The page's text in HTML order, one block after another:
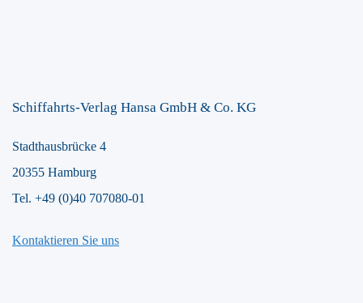
Schiffahrts-Verlag Hansa GmbH & Co. KG
Stadthausbrücke 4
20355 Hamburg
Tel. +49 (0)40 707080-01
Kontaktieren Sie uns